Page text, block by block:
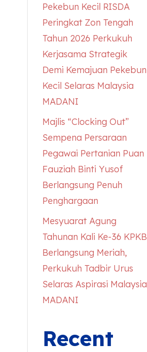
Pekebun Kecil RISDA
Peringkat Zon Tengah
Tahun 2026 Perkukuh
Kerjasama Strategik
Demi Kemajuan Pekebun
Kecil Selaras Malaysia
MADANI
Majlis “Clocking Out”
Sempena Persaraan
Pegawai Pertanian Puan
Fauziah Binti Yusof
Berlangsung Penuh
Penghargaan
Mesyuarat Agung
Tahunan Kali Ke-36 KPKB
Berlangsung Meriah,
Perkukuh Tadbir Urus
Selaras Aspirasi Malaysia
MADANI
Recent